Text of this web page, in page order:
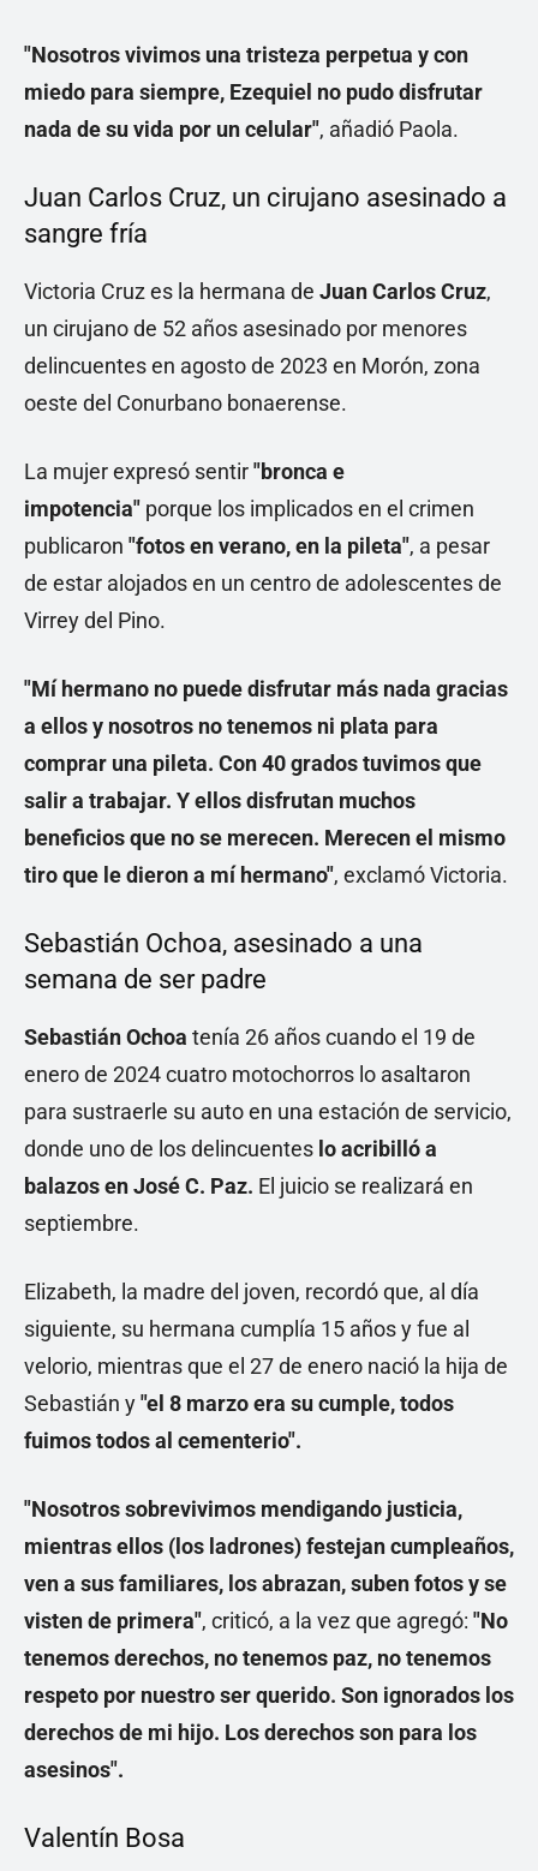
"Nosotros vivimos una tristeza perpetua y con
miedo para siempre, Ezequiel no pudo disfrutar
nada de su vida por un celular", añadió Paola.
Juan Carlos Cruz, un cirujano asesinado a
sangre fría
Victoria Cruz es la hermana de Juan Carlos Cruz,
un cirujano de 52 años asesinado por menores
delincuentes en agosto de 2023 en Morón, zona
oeste del Conurbano bonaerense.
La mujer expresó sentir"bronca e
impotencia" porque los implicados en el crimen
publicaron "fotos en verano, en la pileta", a pesar
de estar alojados en un centro de adolescentes de
Virrey del Pino.
"Mí hermano no puede disfrutar más nada gracias
a ellos y nosotros no tenemos ni plata para
comprar una pileta. Con 40 grados tuvimos que
salir a trabajar. Y ellos disfrutan muchos
beneficios que no se merecen. Merecen el mismo
tiro que le dieron a mí hermano", exclamó Victoria.
Sebastián Ochoa, asesinado a una
semana de ser padre
Sebastián Ochoa tenía 26 años cuando el 19 de
enero de 2024 cuatro motochorros lo asaltaron
para sustraerle su auto en una estación de servicio,
donde uno de los delincuentes lo acribilló a
balazos en José C. Paz. El juicio se realizará en
septiembre.
Elizabeth, la madre del joven, recordó que, al día
siguiente, su hermana cumplía 15 años y fue al
velorio, mientras que el 27 de enero nació la hija de
Sebastián y"el 8 marzo era su cumple, todos
fuimos todos al cementerio".
"Nosotros sobrevivimos mendigando justicia,
mientras ellos (los ladrones) festejan cumpleaños,
ven a sus familiares, los abrazan, suben fotos y se
visten de primera", criticó, a la vez que agregó: "No
tenemos derechos, no tenemos paz, no tenemos
respeto por nuestro ser querido. Son ignorados los
derechos de mi hijo. Los derechos son para los
asesinos".
Valentín Bosa